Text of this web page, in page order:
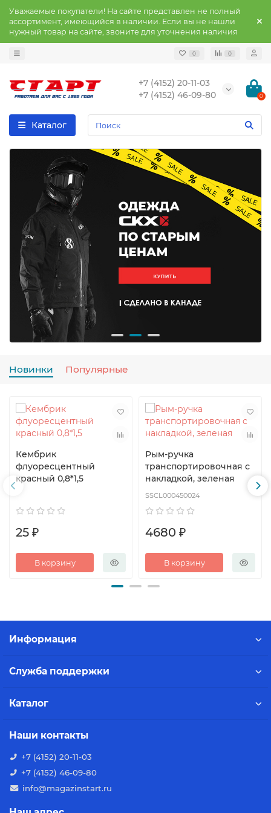
Уважаемые покупатели! На сайте представлен не полный
ассортимент, имеющийся в наличии. Если вы не нашли
нужный товар на сайте, звоните для уточнения наличия
0 0
+7 (4152) 20-11-03
+7 (4152) 46-09-80
0
Каталог
Новинки Популярные
Кембрик
флуоресцентный
красный 0,8*1,5
25 ₽
В корзину
Рым-ручка
транспортировочная с
накладкой, зеленая
SSCL000450024
4680 ₽
В корзину
Информация
Служба поддержки
Каталог
Наши контакты
+7 (4152) 20-11-03
+7 (4152) 46-09-80
info@magazinstart.ru